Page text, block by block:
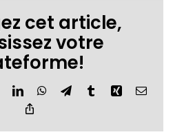
cet article,
votre
LinkedInWhatsApp
TelegramTumblrXing Email